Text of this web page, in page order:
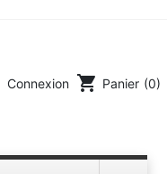
Connexion shopping_cart Panier (0)